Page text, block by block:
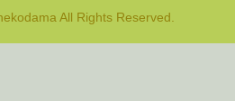
All Rights Reserved.